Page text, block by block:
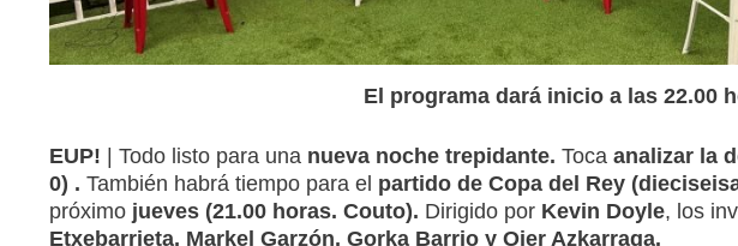
El programa dará inicio a las 22.00
EUP! | Todo listo para una nueva noche trepidante. Toca analizar la
0) . También habrá tiempo para el partido de Copa del Rey
próximo jueves (21.00 horas. Couto). Dirigido porKevin Doyle, los
Etxebarrieta, Markel Garzón, Gorka Barrio y Oier Azkarraga.